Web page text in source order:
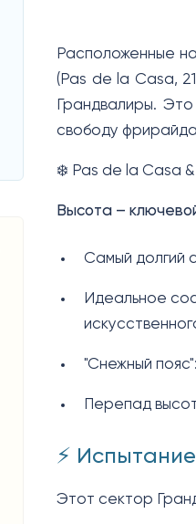
Расположенные
(Pas de la Casa,
Грандвалиры.
свободу
❄️ Pas de la Casa
Высота –
Самый долгий
Идеальное
"Снежный
Перепад
⚡
Этот сектор